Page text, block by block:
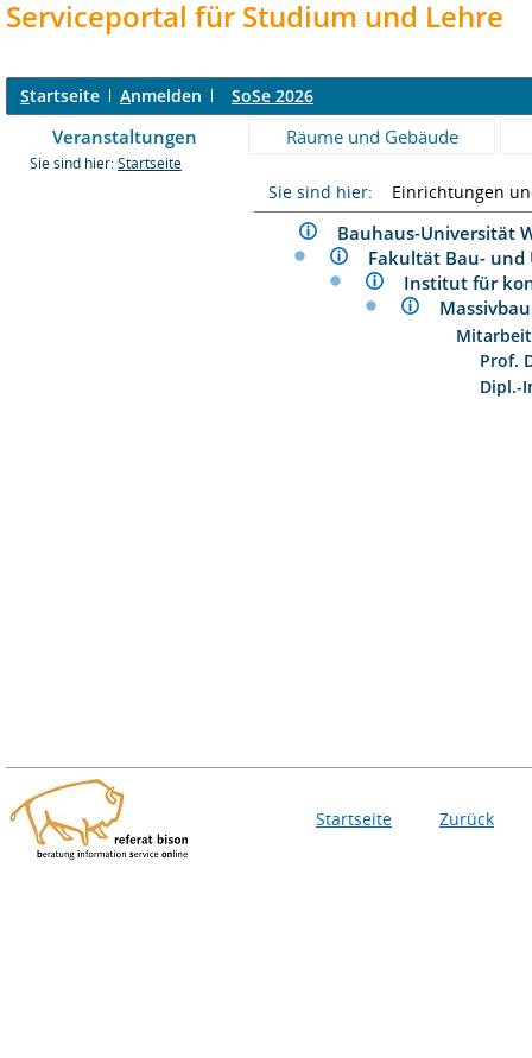
Serviceportal für Studium und Lehre
Startseite Anmelden SoSe 2026
Veranstaltungen Räume und Gebäude
Sie sind hier: Startseite
Sie sind hier: Einrichtungen
Bauhaus-
Fakultät Bau-
Institut für
Prof.
Dipl.-
Startseite Zurück